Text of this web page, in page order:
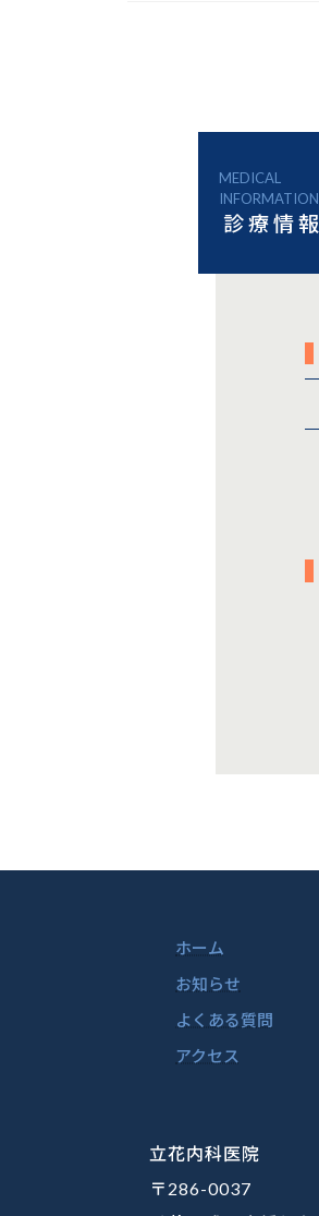
MEDICAL
INFORMATION
診療情報
ホーム
お知らせ
よくある質問
アクセス
立花内科医院
〒286-0037